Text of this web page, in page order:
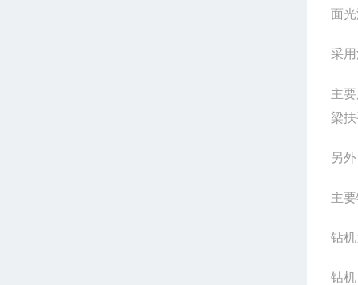
面
采
主
梁
另
主
钻
钻